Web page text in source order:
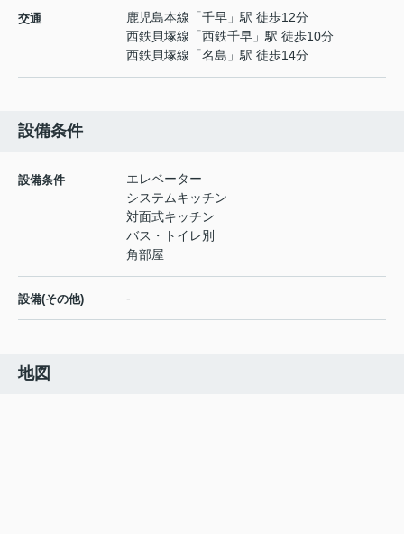
交通 鹿児島本線 「千早 」駅 徒歩12分
西鉄貝塚線 「西鉄千早 」駅 徒歩10分
西鉄貝塚線 「名島 」駅 徒歩14分
設備条件
設備条件
エレベーター
システムキッチン
対面式キッチン
バス・トイレ別
角部屋
設備(その他) -
地図